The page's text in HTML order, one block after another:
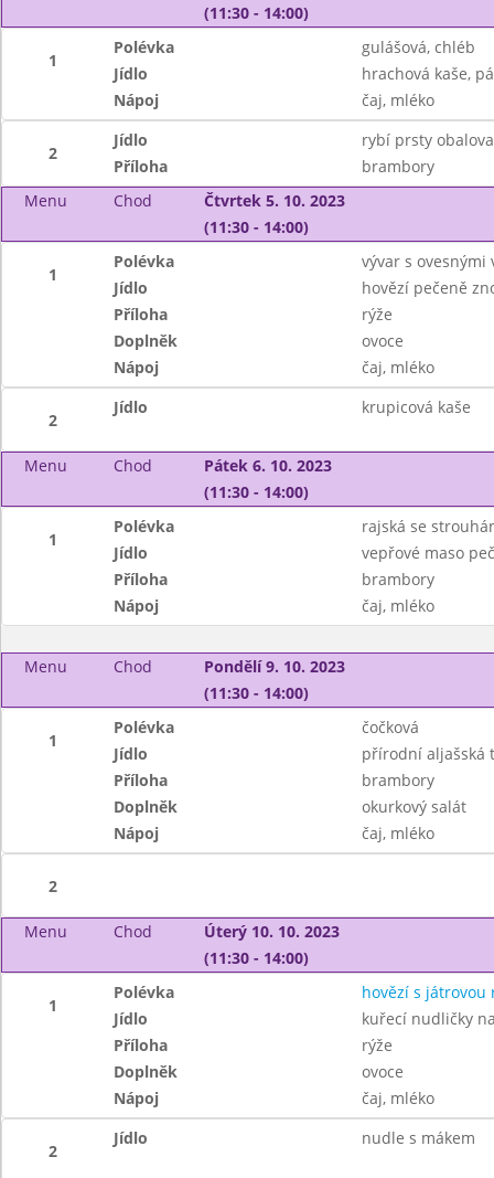
(11:30 - 14:00)
1
Polévka
gulášová, chléb
Jídlo
hrachová kaše,
Nápoj
čaj, mléko
2
Jídlo
rybí prsty
Příloha
brambory
Menu
Chod
Čtvrtek 5. 10. 2023
(11:30 - 14:00)
1
Polévka
vývar s ovesnými
Jídlo
hovězí pečeně
Příloha
rýže
Doplněk
ovoce
Nápoj
čaj, mléko
2
Jídlo krupicová kaše
Menu Chod
Pátek 6. 10. 2023
(11:30 - 14:00)
1
Polévka
rajská se
Jídlo
vepřové maso
Příloha
brambory
Nápoj
čaj, mléko
Menu Chod
Pondělí 9. 10. 2023
(11:30 - 14:00)
1
Polévka
čočková
Jídlo
přírodní aljašská
Příloha
brambory
Doplněk
okurkový salát
Nápoj
čaj, mléko
2
Menu Chod
Úterý 10. 10. 2023
(11:30 - 14:00)
1
Polévka
hovězí s játrovou
Jídlo
kuřecí nudličky
Příloha
rýže
Doplněk
ovoce
Nápoj
čaj, mléko
2
Jídlo nudle s mákem